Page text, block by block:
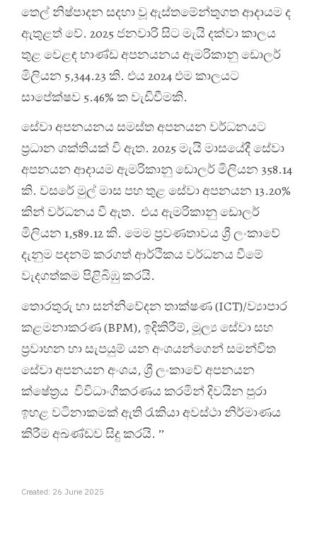
තෙල් නිෂ්පාදන සදහා වූ ඇස්තමේන්තුගත ආදායම ද
ඇතුළත් වේ. 2025 ජනවාරි සිට මැයි දක්වා කාලය
තුළ වෙළඳ භාණ්ඩ අපනයනය ඇමරිකානු ඩොලර්
මිලියන 5,344.23 කි. එය 2024 එම කාලයට
සාපේක්ෂව 5.46% ක වැඩිවීමකි.
සේවා අපනයනය සමස්ත අපනයන වර්ධනයට
ප්‍ර‍ධාන ශක්තියක් වි ඇත. 2025 මැයි මාසයේදී සේවා
අපනයන ආදායම ඇමරිකානු ඩොලර් මිලියන 358.14
කි. වසරේ මුල් මාස පහ තුළ සේවා අපනයන 13.20%
කින් වර්ධනය වී ඇත. එය ඇමරිකානු ඩොලර්
මිලියන 1,589.12 කි. මෙම ප්‍ර‍වණතාවය ශ්‍රී ලංකාවේ
දැනුම පදනම් කරගත් ආර්ථිකය වර්ධනය වීමේ
වැදගත්කම පිළිබිඹු කරයි.
තොරතුරු හා සන්නිවේදන තාක්ෂණ (ICT)/ව්‍යාපාර
කළමනාකරණ (BPM), ඉදිකිරීම්, මූල්‍ය සේවා සහ
ප්‍රවාහන හා සැපයුම් යන අංශයන්ගෙන් සමන්විත
සේවා අපනයන අංශය, ශ්‍රී ලංකාවේ අපනයන
ක්ෂේත්‍රය විවිධාංගීකරණය කරමින් දිවයින පුරා
ඉහළ වටිනාකමක් ඇති රැකියා අවස්ථා නිර්මාණය
කිරීම අඛණ්ඩව සිදු කරයි. ’’
Created: 26 June 2025